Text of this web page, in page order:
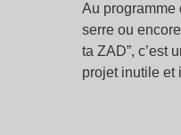
Au programme
serre ou
ta ZAD”, c’est
projet inutile et